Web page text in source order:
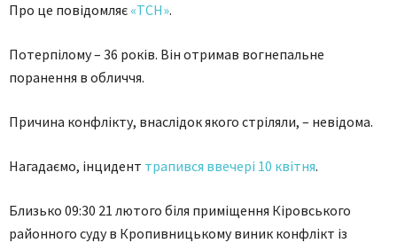
Про це повідомляє «ТСН».
Потерпілому – 36 років. Він отримав вогнепальне
поранення в обличчя.
Причина конфлікту, внаслідок якого стріляли, – невідома.
Нагадаємо, інцидент трапився ввечері 10 квітня.
Близько 09:30 21 лютого біля приміщення Кіровського
районного суду в Кропивницькому виник конфлікт із